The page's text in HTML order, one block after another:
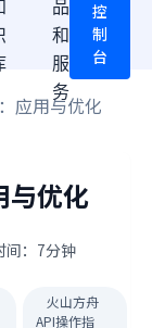
品
和
服
务
控
制
台
应用与优化
与优化
：7分钟
火山方舟
API操作指